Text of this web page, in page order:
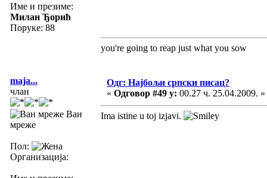
Име и презиме:
Милан Ђорић
Поруке: 88
you're going to reap just what you sow
maja...
члан
Ван
мреже
Пол:
Организација:
Одг: Најбољи српски писац?
« Одговор #49 у: 00.27 ч. 25.04.2009. »
Ima istine u toj izjavi.